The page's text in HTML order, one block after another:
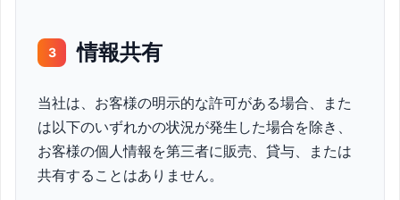
3 情報共有
当社は、お客様の明示的な許可がある場合、また
は以下のいずれかの状況が発生した場合を除き、
お客様の個人情報を第三者に販売、貸与、または
共有することはありません。